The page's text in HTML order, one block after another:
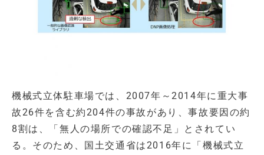
機械式立体駐車場では、2007年～2014年に重大事
故26件を含む約204件の事故があり、事故要因の約
8割は、「無人の場所での確認不足」とされてい
る。そのため、国土交通省は2016年に「機械式立